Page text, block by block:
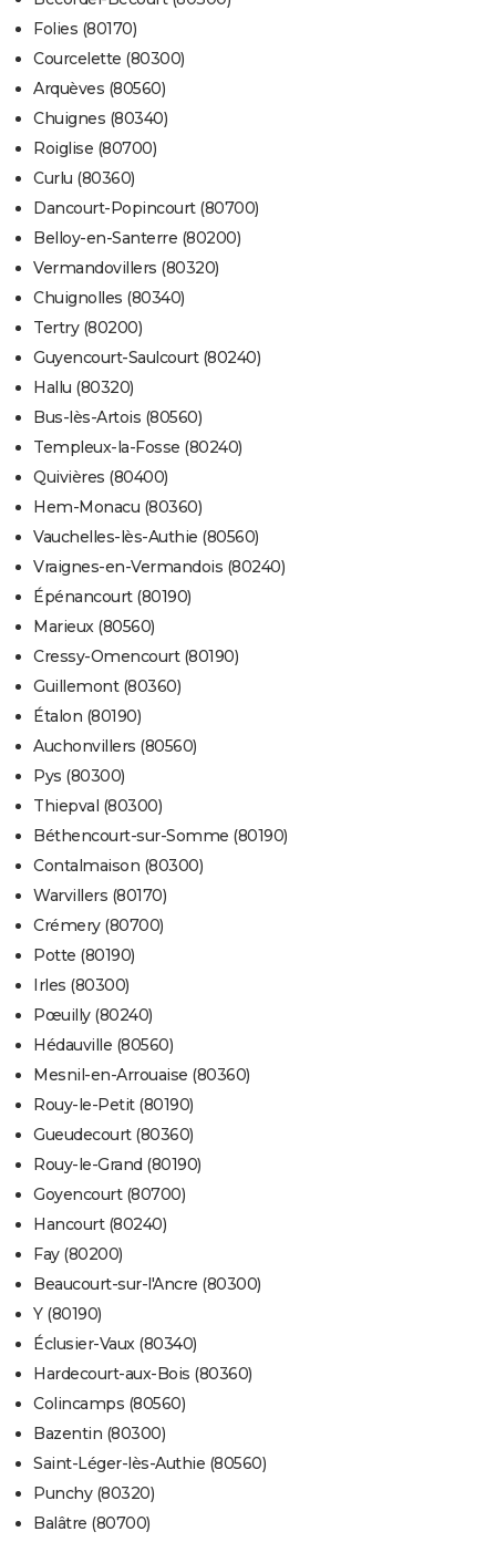
Folies (80170)
Courcelette (80300)
Arquèves (80560)
Chuignes (80340)
Roiglise (80700)
Curlu (80360)
Dancourt-Popincourt (80700)
Belloy-en-Santerre (80200)
Vermandovillers (80320)
Chuignolles (80340)
Tertry (80200)
Guyencourt-Saulcourt (80240)
Hallu (80320)
Bus-lès-Artois (80560)
Templeux-la-Fosse (80240)
Quivières (80400)
Hem-Monacu (80360)
Vauchelles-lès-Authie (80560)
Vraignes-en-Vermandois (80240)
Épénancourt (80190)
Marieux (80560)
Cressy-Omencourt (80190)
Guillemont (80360)
Étalon (80190)
Auchonvillers (80560)
Pys (80300)
Thiepval (80300)
Béthencourt-sur-Somme (80190)
Contalmaison (80300)
Warvillers (80170)
Crémery (80700)
Potte (80190)
Irles (80300)
Pœuilly (80240)
Hédauville (80560)
Mesnil-en-Arrouaise (80360)
Rouy-le-Petit (80190)
Gueudecourt (80360)
Rouy-le-Grand (80190)
Goyencourt (80700)
Hancourt (80240)
Fay (80200)
Beaucourt-sur-l'Ancre (80300)
Y (80190)
Éclusier-Vaux (80340)
Hardecourt-aux-Bois (80360)
Colincamps (80560)
Bazentin (80300)
Saint-Léger-lès-Authie (80560)
Punchy (80320)
Balâtre (80700)